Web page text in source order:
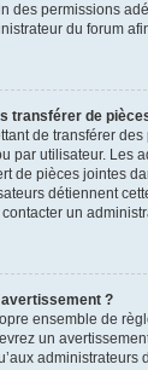
des permissions
du forum
transférer de
de transférer
par utilisateur. Les
de pièces jointes
détiennent
un
avertissement ?
ensemble de
un
administrateurs